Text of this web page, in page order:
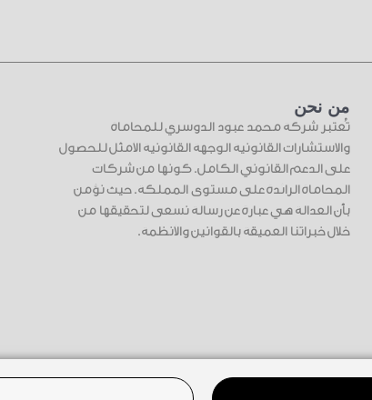
من نحن
تُعتبر شركة محمد عبود الدوسري للمحاماة
والاستشارات القانونية الوجهة القانونية الأمثل للحصول
على الدعم القانوني الكامل. كونها من شركات
المحاماة الرائدة على مستوى المملكة. حيث نؤمن
بأن العدالة هي عبارة عن رسالة نسعى لتحقيقها من
خلال خبراتنا العميقة بالقوانين والأنظمة.